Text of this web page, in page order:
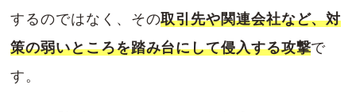
するのではなく、その取引先や関連会社など、対
策の弱いところを踏み台にして侵入する攻撃で
す。